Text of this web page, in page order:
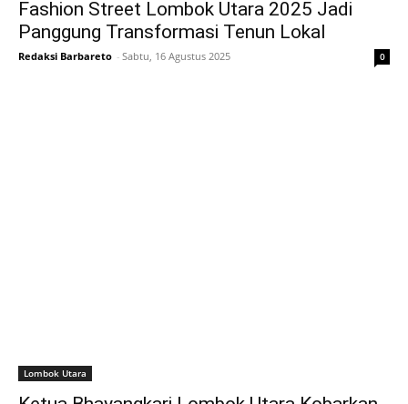
Fashion Street Lombok Utara 2025 Jadi
Panggung Transformasi Tenun Lokal
Redaksi Barbareto - Sabtu, 16 Agustus 2025 0
Lombok Utara